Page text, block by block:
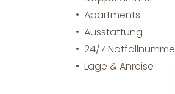
Apartments
Ausstattung
24/7
Lage & Anreise